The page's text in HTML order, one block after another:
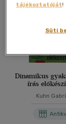
Dinamikus
írás
Kuhn
tájékoztatóját!
Süti